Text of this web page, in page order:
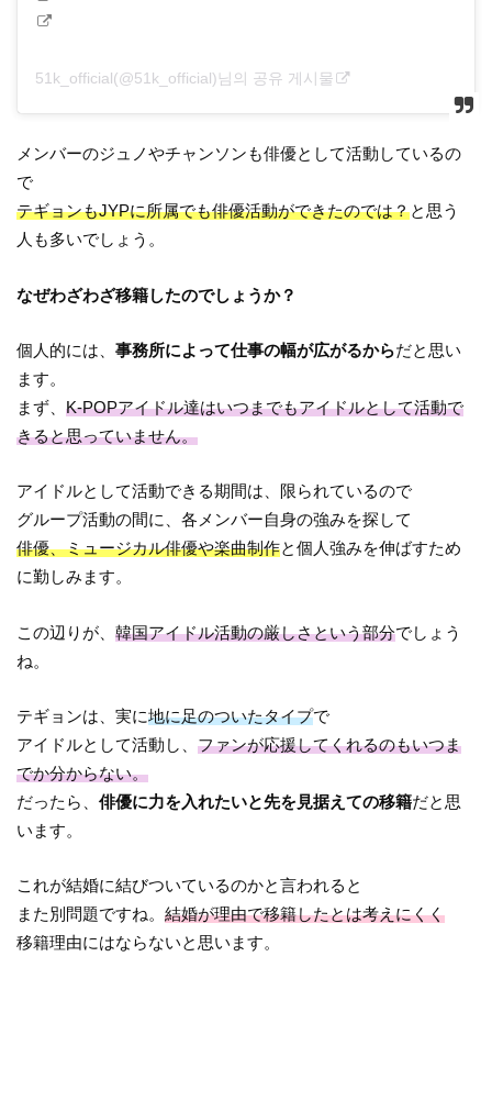
51k_official(@51k_official)님의 공유 게시물
メンバーのジュノやチャンソンも俳優として活動しているの
で
テギョンもJYPに所属でも俳優活動ができたのでは？と思う
人も多いでしょう。
なぜわざわざ移籍したのでしょうか？
個人的には、事務所によって仕事の幅が広がるからだと思い
ます。
まず、K-POPアイドル達はいつまでもアイドルとして活動で
きると思っていません。
アイドルとして活動できる期間は、限られているので
グループ活動の間に、各メンバー自身の強みを探して
俳優、ミュージカル俳優や楽曲制作と個人強みを伸ばすため
に勤しみます。
この辺りが、韓国アイドル活動の厳しさという部分でしょう
ね。
テギョンは、実に地に足のついたタイプで
アイドルとして活動し、ファンが応援してくれるのもいつま
でか分からない。
だったら、俳優に力を入れたいと先を見据えての移籍だと思
います。
これが結婚に結びついているのかと言われると
また別問題ですね。結婚が理由で移籍したとは考えにくく
移籍理由にはならないと思います。